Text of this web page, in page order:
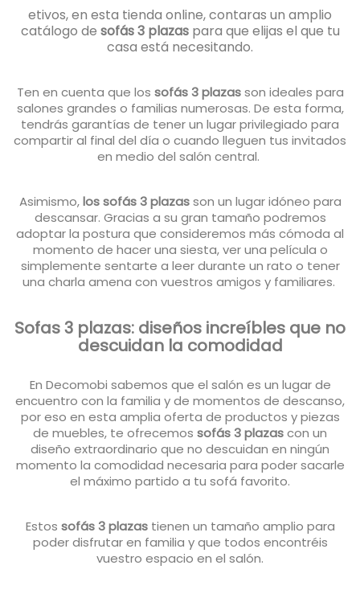
etivos, en esta tienda online, contaras un amplio
catálogo de sofás 3 plazaspara que elijas el que tu
casa está necesitando.
Ten en cuenta que los sofás 3 plazasson ideales para
salones grandes o familias numerosas. De esta forma,
tendrás garantías de tener un lugar privilegiado para
compartir al final del día o cuando lleguen tus invitados
en medio del salón central.
Asimismo,los sofás 3 plazasson un lugar idóneo para
descansar. Gracias a su gran tamaño podremos
adoptar la postura que consideremos más cómoda al
momento de hacer una siesta, ver una película o
simplemente sentarte a leer durante un rato o tener
una charla amena con vuestros amigos y familiares.
Sofas 3 plazas: diseños increíbles que no
descuidan la comodidad
En Decomobi sabemos que el salón es un lugar de
encuentro con la familia y de momentos de descanso,
por eso en esta amplia oferta de productos y piezas
de muebles, te ofrecemos sofás 3 plazascon un
diseño extraordinario que no descuidan en ningún
momento la comodidad necesaria para poder sacarle
el máximo partido a tu sofá favorito.
Estos sofás 3 plazastienen un tamaño amplio para
poder disfrutar en familia y que todos encontréis
vuestro espacio en el salón.